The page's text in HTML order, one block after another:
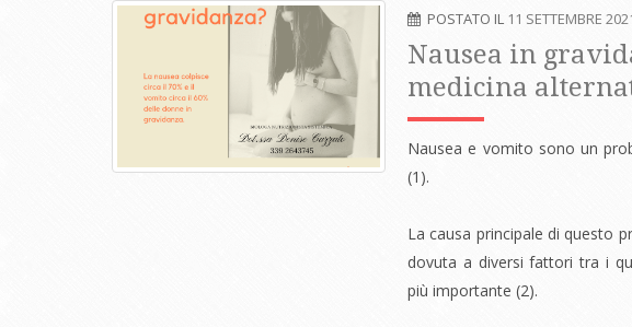
POSTATO IL 11 SETTEMBRE
Nausea in
medicina
Nausea e vomito sono un
(1).
La causa principale di questo
dovuta a diversi fattori tra i
più importante (2).